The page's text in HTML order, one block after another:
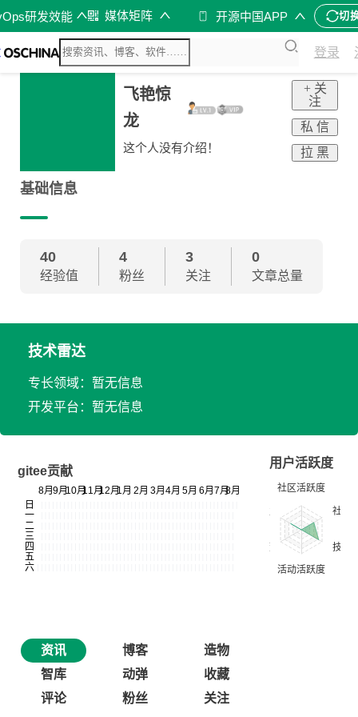
研发效能 媒体矩阵 开源中国APP 切
登录
飞艳惊
龙
这个人没有介绍！
+ 关
注
私 信
拉 黑
基础信息
40
经验值
4
粉丝
3
关注
0
文章总量
技术雷达
专长领域：暂无信息
开发平台：暂无信息
gitee贡献
用户活跃度
资讯 博客
造物
智库
动弹
收藏
评论
粉丝 关注